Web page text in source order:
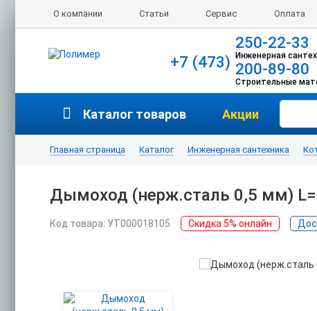
О компании Статьи Сервис Оплата
+7 (473)
250-22-33
Инженерная
200-89-80
Строительные
Каталог товаров Акции
Главная страница Каталог Инженерная сантехника
Дымоход (нерж.сталь 0,5 мм)
Код товара: УТ000018105 Скидка 5% онлайн